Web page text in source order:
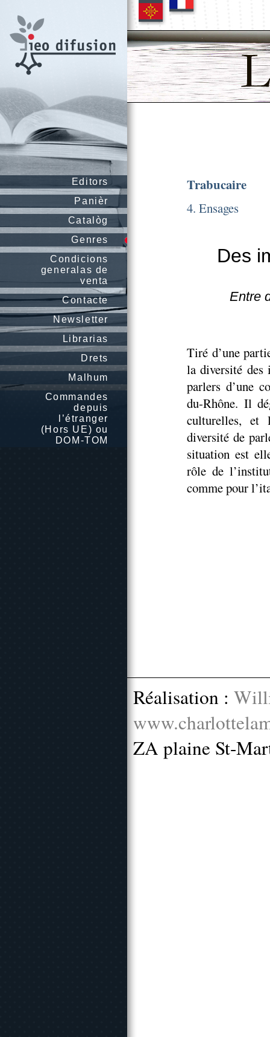
Editors
Panièr
Catalòg
Genres
Condicions
generalas de
venta
Contacte
Newsletter
Librarias
Drets
Malhum
Commandes
depuis
l’étranger
(Hors UE) ou
DOM-TOM
Trabucaire
4. Ensages
Des
Entre
Tiré d’une
la diversité des
parlers d’une
du-Rhône. Il
culturelles, et
diversité de
situation est
rôle de
comme pour
Réalisation :
ZA plaine St-